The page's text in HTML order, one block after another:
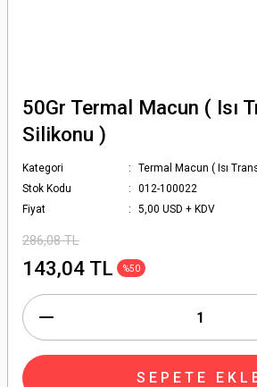
50Gr Termal Macun ( Isı
Silikonu )
Kategori
Termal Macun ( Isı
Stok Kodu
012-100022
Fiyat
5,00 USD + KDV
286,08 TL
143,04 TL %50
SEPETE